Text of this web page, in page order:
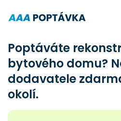
Poptáváte
bytového domu?
dodavatele
okolí.